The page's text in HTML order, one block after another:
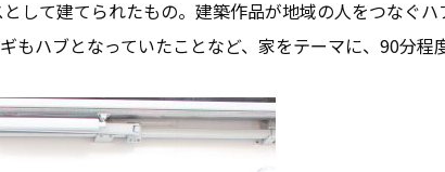
して建てられたもの。建築作品が地域の人をつなぐ
ハブとなっていたことなど、家をテーマに、90分程